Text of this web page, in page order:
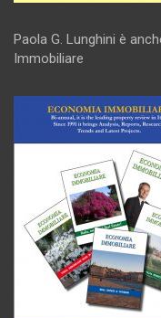
Paola G. Lunghini è
Immobiliare